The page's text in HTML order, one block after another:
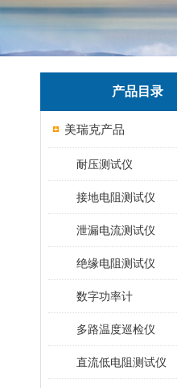
产品目录
美瑞克产品
耐压测试仪
接地电阻测试仪
泄漏电流测试仪
绝缘电阻测试仪
数字功率计
多路温度巡检仪
直流低电阻测试仪